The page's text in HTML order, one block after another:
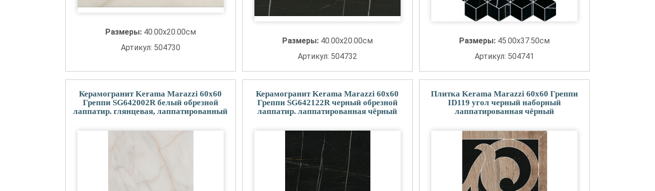
Размеры: 40.00x20.00см
Артикул: 504730
Размеры: 40.00x20.00см
Артикул: 504732
Размеры: 45.00x37.50см
Артикул: 504741
Керамогранит Kerama Marazzi 60x60
Греппи SG642002R белый обрезной
лаппатир. глянцевая, лаппатированный
Керамогранит Kerama Marazzi 60x60
Греппи SG642122R черный обрезной
лаппатир. лаппатированная чёрный
Плитка Kerama Marazzi 60x60 Греппи
ID119 угол черный наборный
лаппатированная чёрный